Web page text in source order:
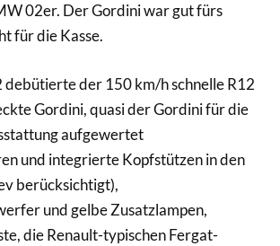
02er. Der Gordini war gut fürs
für die Kasse.
debütierte der 150 km/h schnelle R12
Gordini, quasi der Gordini für die
aufgewertet
und integrierte Kopfstützen in den
berücksichtigt),
und gelbe Zusatzlampen,
die Renault-typischen Fergat-